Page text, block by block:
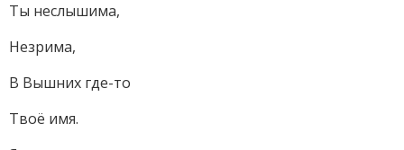
Ты неслышима,
Незрима,
В Вышних где-то
Твоё имя.